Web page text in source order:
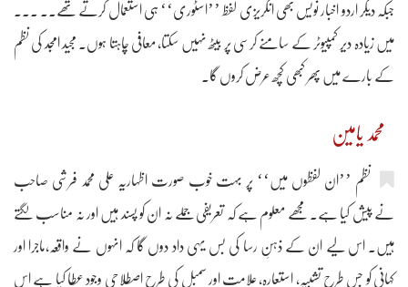
جبکہ دیگر اردو اخبار نویس بھی انگریزی لفظ ’’اسٹوری‘‘ ہی استعمال کرتے تھے۔۔ ۔۔۔
میں زیادہ دیر کمپیوٹر کے سامنے کرسی پر بیٹھ نہیں سکتا، معافی چاہتا ہوں۔ مجید امجد کی نظم
کے بارے میں پھر کبھی کچھ عرض کروں گا۔
محمد یامین
نظم ’’ان لفظوں میں‘‘ پر بہت خوب صورت اظہاریہ علی محمد فرشی صاحب
نے پیش کیا ہے۔ مجھے معلوم ہے کہ تعریفی جملے نہ ان کو پسند ہیں اور نہ مناسب لگتے
ہیں۔ اس لیے ان کے ذہنِ رسا کی بس یہی داد دوں گا کہ انہوں نے واقعہ،ماجرا اور
کہانی کو جس طرح تشبیہ، استعارہ، علامت اور سمبل کی طرح اصطلاحی وجود عطا کیا ہے اس